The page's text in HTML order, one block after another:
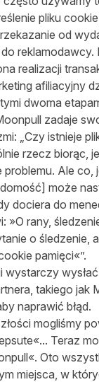
pliku
od
realizacji
afiliacyjny
dwoma
zadaje
„Czy istnieje
rzecz biorąc,
problemu. Ale co,
może
dociera do
»O rany,
o śledzenie,
pamięci«”.
wystarczy
takiego jak
naprawić błąd.
mogliśmy
Teraz
Oto
miejsca, w